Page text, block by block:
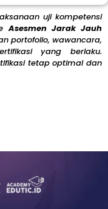
uji kompetensi
Asesmen Jarak Jauh
portofolio, wawancara,
yang berlaku.
tetap optimal dan